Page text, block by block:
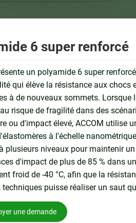
6 super renforcé
un polyamide 6 super
qui élève la résistance aux chocs
à de nouveaux sommets. Lorsque
risque de fragilité dans des
ou d'impact élevé, ACCOM utilise
à l'échelle
plusieurs niveaux pour maintenir
d'impact de plus de 85 % dans
froid de -40 °C, afin que la
techniques puisse réaliser un saut
une demande